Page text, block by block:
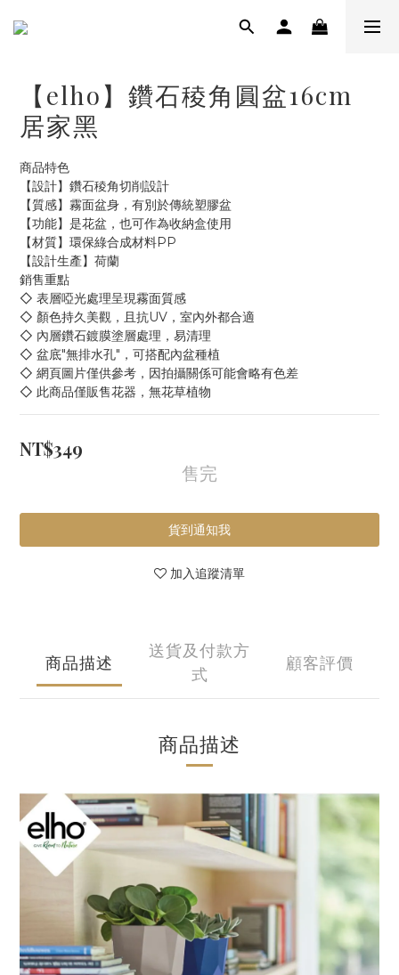
【elho】鑽石稜角圓盆16cm
居家黑
商品特色
【設計】鑽石稜角切削設計
【質感】霧面盆身，有別於傳統塑膠盆
【功能】是花盆，也可作為收納盒使用
【材質】環保綠合成材料PP
【設計生產】荷蘭
銷售重點
◇ 表層啞光處理呈現霧面質感
◇ 顏色持久美觀，且抗UV，室內外都合適
◇ 內層鑽石鍍膜塗層處理，易清理
◇ 盆底"無排水孔"，可搭配內盆種植
◇ 網頁圖片僅供參考，因拍攝關係可能會略有色差
◇ 此商品僅販售花器，無花草植物
NT$349
售完
貨到通知我
加入追蹤清單
商品描述
送貨及付款方
式
顧客評價
商品描述